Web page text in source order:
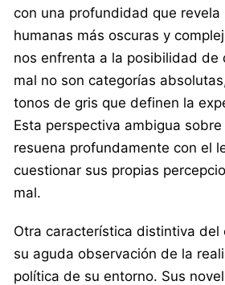
con una profundidad que revela
humanas más oscuras y
nos enfrenta a la posibilidad de
mal no son categorías
tonos de gris que definen la
Esta perspectiva ambigua
resuena profundamente con el
cuestionar sus propias
mal.
Otra característica distintiva del
su aguda observación de la
política de su entorno. Sus